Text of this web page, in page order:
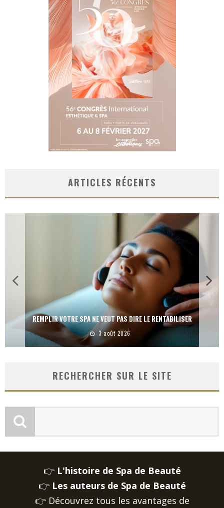
ARTICLES RÉCENTS
LES LIVRES POUR PENSER VOTRE SPA AUTREMENT
3 août 2026
RECHERCHER SUR LE SITE
👉 L'histoire de Spa de Beauté
👉 Les auteurs de Spa de Beauté
👉 Découvrez tous les avantages de